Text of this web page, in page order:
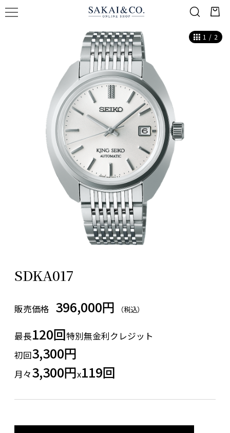
1 / 2
SDKA017
販売価格 396,000円 （税込）
最長120回特別無金利クレジット
初回3,300円
月々3,300円x119回